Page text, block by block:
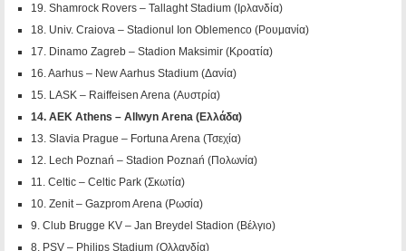
19. Shamrock Rovers – Tallaght Stadium (Ιρλανδία)
18. Univ. Craiova – Stadionul Ion Oblemenco (Ρουμανία)
17. Dinamo Zagreb – Stadion Maksimir (Κροατία)
16. Aarhus – New Aarhus Stadium (Δανία)
15. LASK – Raiffeisen Arena (Αυστρία)
14. AEK Athens – Allwyn Arena (Ελλάδα)
13. Slavia Prague – Fortuna Arena (Τσεχία)
12. Lech Poznań – Stadion Poznań (Πολωνία)
11. Celtic – Celtic Park (Σκωτία)
10. Zenit – Gazprom Arena (Ρωσία)
9. Club Brugge KV – Jan Breydel Stadion (Βέλγιο)
8. PSV – Philips Stadium (Ολλανδία)